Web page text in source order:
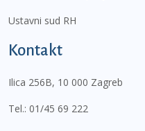
Ustavni sud RH
Kontakt
Ilica 256B, 10 000 Zagreb
Tel.: 01/45 69 222